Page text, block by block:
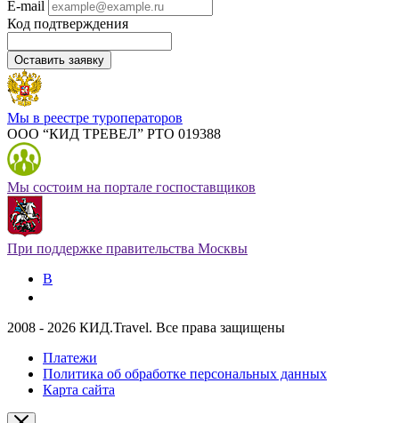
E-mail
Код подтверждения
Оставить заявку
Мы в реестре туроператоров
ООО “КИД ТРЕВЕЛ” РТО 019388
Мы состоим на портале госпоставщиков
При поддержке правительства Москвы
В
2008 - 2026 КИД.Travel. Все права защищены
Платежи
Политика об обработке персональных данных
Карта сайта